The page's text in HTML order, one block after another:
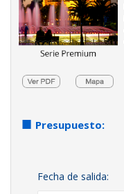
Presupuesto:
Fecha de salida: